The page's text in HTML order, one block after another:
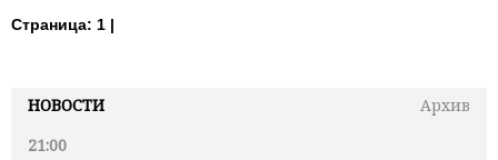
НОВОСТИ
Архив
21:00
Страница: 1 |